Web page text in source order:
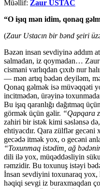
Müəllif: Zaur USTAC
“O işıq mən idim, qonaq
(Zaur Ustacın bir bənd şeiri
Bəzən insan sevdiyinə addım
salmadan, iz qoymadan… Zaur
cismani varlıqdan çıxıb nur
— mən artıq bədən deyiləm,
Qonaq gəlmək isə müvəqqəti
incitmədən, ürəyinə
Bu işıq qaranlığı dağıtmaq
görmək üçün gəlir. “Qapqara
zahiri bir istək kimi səslənsə
ehtiyacdır. Qara zülflər
gecədə itmək yox, o gecəni
“Toxunmaq istədim, ağ
dili ilə yox, müqəddəsliyin
rəmzidir. Bu toxunuş istəyi
İnsan sevdiyini toxunaraq yox,
həqiqi sevgi iz buraxmaqdan